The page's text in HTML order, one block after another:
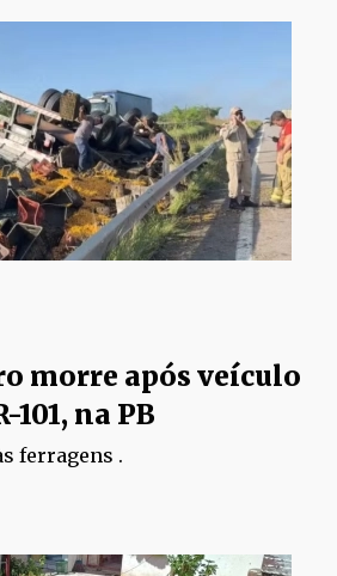
morre após veículo
101, na PB
ferragens .